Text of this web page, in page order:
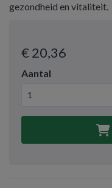
gezondheid en vitaliteit.
€ 20,36
Aantal